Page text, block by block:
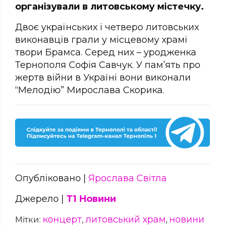
організували в литовському містечку.
Двоє українських і четверо литовських
виконавців грали у місцевому храмі
твори Брамса. Серед них – уродженка
Тернополя Софія Савчук. У пам’ять про
жертв війни в Україні вони виконали
“Мелодію” Мирослава Скорика.
Опубліковано | Ярослава Світла
Джерело | Т1 Новини
Мітки: концерт, литовський храм, новини